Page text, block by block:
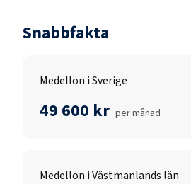
Snabbfakta
Medellön i Sverige
49 600 kr per månad
Medellön i Västmanlands län